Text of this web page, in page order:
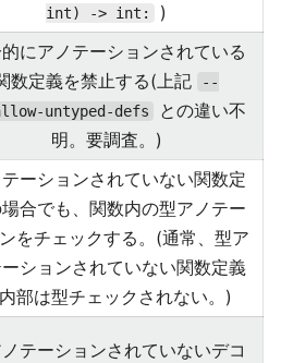
int) -> int:
)
にアノテーションされている
数定義を禁止する(上記
--
untyped-defs
との違い不
明。要調査。)
ーションされていない関数定
合でも、関数内の型アノテー
をチェックする。(通常、型ア
ーションされていない関数定義
部は型チェックされない。)
テーションされていないデコ